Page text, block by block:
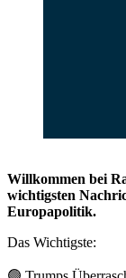
Willkommen bei
wichtigsten
Europapolitik.
Das Wichtigste: